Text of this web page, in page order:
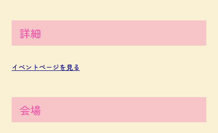
詳細
イベントページを見る
会場